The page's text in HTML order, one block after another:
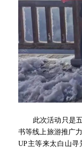
此次活动只是五
书等线上旅游推广
UP主等来太白山